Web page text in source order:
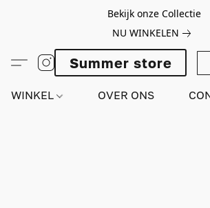
Bekijk onze Collectie
NU WINKELEN
Summer store
WINKEL OVER ONS